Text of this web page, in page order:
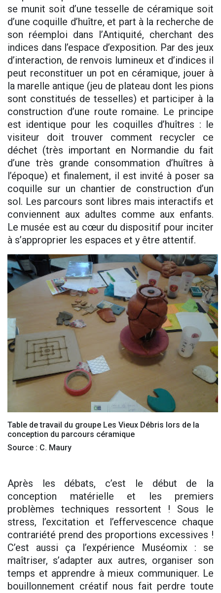
se munit soit d’une tesselle de céramique soit
d’une coquille d’huître, et part à la recherche de
son réemploi dans l’Antiquité, cherchant des
indices dans l’espace d’exposition. Par des jeux
d’interaction, de renvois lumineux et d’indices il
peut reconstituer un pot en céramique, jouer à
la marelle antique (jeu de plateau dont les pions
sont constitués de tesselles) et participer à la
construction d’une route romaine. Le principe
est identique pour les coquilles d’huîtres : le
visiteur doit trouver comment recycler ce
déchet (très important en Normandie du fait
d’une très grande consommation d’huîtres à
l’époque) et finalement, il est invité à poser sa
coquille sur un chantier de construction d’un
sol. Les parcours sont libres mais interactifs et
conviennent aux adultes comme aux enfants.
Le musée est au cœur du dispositif pour inciter
à s’approprier les espaces et y être attentif.
Table de travail du groupe Les Vieux Débris lors de la
conception du parcours céramique
Source : C. Maury
Après les débats, c’est le début de la
conception matérielle et les premiers
problèmes techniques ressortent ! Sous le
stress, l’excitation et l’effervescence chaque
contrariété prend des proportions excessives !
C’est aussi ça l’expérience Muséomix : se
maîtriser, s’adapter aux autres, organiser son
temps et apprendre à mieux communiquer. Le
bouillonnement créatif nous fait perdre toute